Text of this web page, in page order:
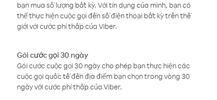
bạn mua số lượng bất kỳ. Với tín dụng của mình, bạn có
thể thực hiện cuộc gọi đến số điện thoại bất kỳ trên thế
giới với cước phí thấp của Viber.
Gói cước gọi 30 ngày
Gói cước cuộc gọi 30 ngày cho phép bạn thực hiện các
cuộc gọi quốc tế đến địa điểm bạn chọn trong vòng 30
ngày với cước phí thấp của Viber.